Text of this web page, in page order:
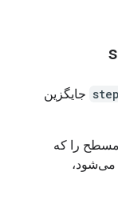
جایگزین
مسطح را که
می‌شود،